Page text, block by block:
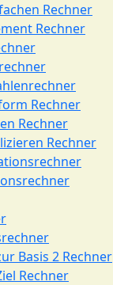
Rechner
Rechner
Rechner
Rechner
Rechner
Basis 2 Rechner
Rechner